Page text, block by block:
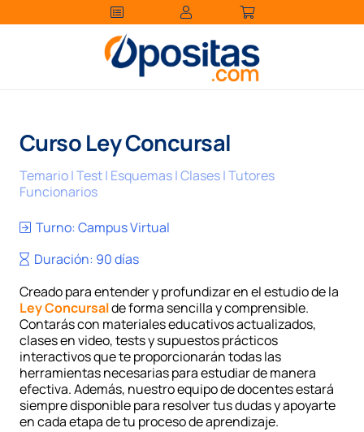
Curso Ley Concursal
Temario | Test | Esquemas | Clases | Tutores
Funcionarios
Turno:Campus Virtual
Duración: 90 días
Creado para entender y profundizar en el estudio de la
Ley Concursalde forma sencilla y comprensible.
Contarás con materiales educativos actualizados,
clases en video, tests y supuestos prácticos
interactivos que te proporcionarán todas las
herramientas necesarias para estudiar de manera
efectiva. Además, nuestro equipo de docentes estará
siempre disponible para resolver tus dudas y apoyarte
en cada etapa de tu proceso de aprendizaje.